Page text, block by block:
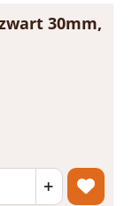
30mm,
+